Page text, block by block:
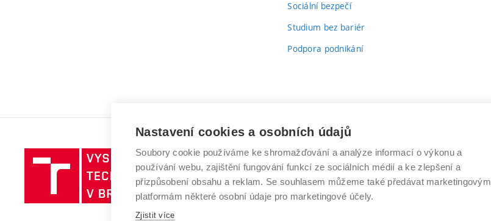
Sociální bezpečí
Studium bez bariér
Podpora podnikání
Vysoké
učení
technické
v
VYSOKÉ UČENÍ TECHNICKÉ V BRNĚ
Antonínská 548/1
602 00 Brno
www.vut.cz
Nastavení cookies a osobních údajů
Soubory cookie používáme ke shromažďování a analýze informací o výkonu a
používání webu, zajištění fungování funkcí ze sociálních médií a ke zlepšení a
přizpůsobení obsahu a reklam. Se souhlasem můžeme také předávat marketingovým
platformám některé osobní údaje pro marketingové účely.
Zjistit více